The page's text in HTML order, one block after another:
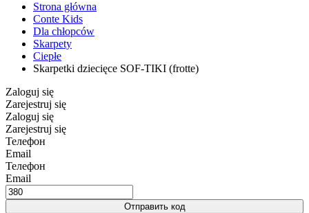
Strona główna
Conte Kids
Dla chłopców
Skarpety
Ciepłe
Skarpetki dziecięce SOF-TIKI (frotte)
Zaloguj się
Zarejestruj się
Zaloguj się
Zarejestruj się
Телефон
Email
Телефон
Email
Отправить код